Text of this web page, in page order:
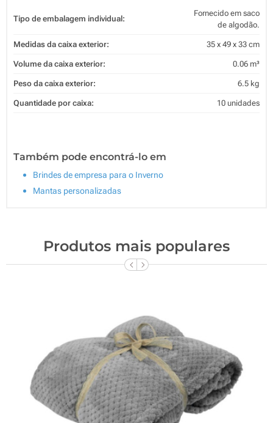
Tipo de embalagem individual:
Fornecido em saco
de algodão.
Medidas da caixa exterior: 35 x 49 x 33 cm
Volume da caixa exterior: 0.06 m³
Peso da caixa exterior: 6.5 kg
Quantidade por caixa: 10 unidades
Também pode encontrá-lo em
Brindes de empresa para o Inverno
Mantas personalizadas
Produtos mais populares